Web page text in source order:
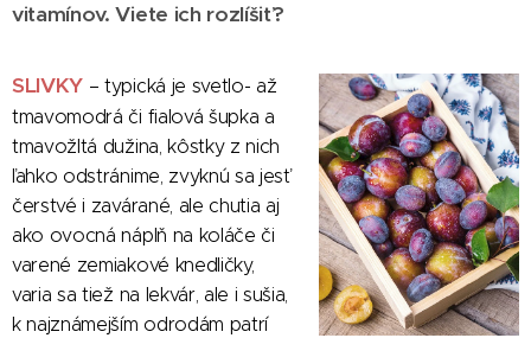
vitamínov. Viete ich rozlíšiť?
SLIVKY – typická je svetlo- až
tmavomodrá či fialová šupka a
tmavožltá dužina, kôstky z nich
ľahko odstránime, zvyknú sa jesť
čerstvé i zavárané, ale chutia aj
ako ovocná náplň na koláče či
varené zemiakové knedličky,
varia sa tiež na lekvár, ale i sušia,
k najznámejším odrodám patrí